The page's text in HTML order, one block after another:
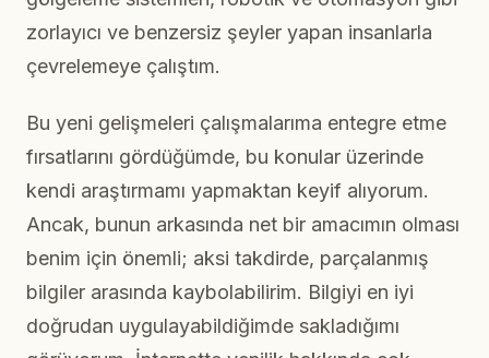
zorlayıcı ve benzersiz şeyler yapan insanlarla
çevrelemeye çalıştım.
Bu yeni gelişmeleri çalışmalarıma entegre etme
fırsatlarını gördüğümde, bu konular üzerinde
kendi araştırmamı yapmaktan keyif alıyorum.
Ancak, bunun arkasında net bir amacımın olması
benim için önemli; aksi takdirde, parçalanmış
bilgiler arasında kaybolabilirim. Bilgiyi en iyi
doğrudan uygulayabildiğimde sakladığımı